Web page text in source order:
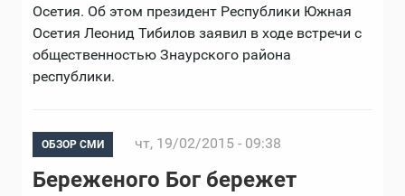
Осетия. Об этом президент Республики Южная
Осетия Леонид Тибилов заявил в ходе встречи с
общественностью Знаурского района
республики.
ОБЗОР СМИ чт, 19/02/2015 - 09:38
Береженого Бог бережет